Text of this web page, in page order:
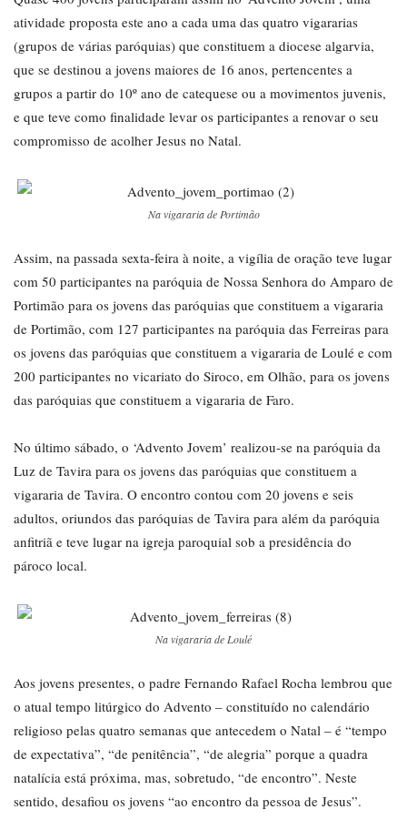
atividade proposta este ano a cada uma das quatro vigararias
(grupos de várias paróquias) que constituem a diocese algarvia,
que se destinou a jovens maiores de 16 anos, pertencentes a
grupos a partir do 10º ano de catequese ou a movimentos juvenis,
e que teve como finalidade levar os participantes a renovar o seu
compromisso de acolher Jesus no Natal.
Na vigararia de Portimão
Assim, na passada sexta-feira à noite, a vigília de oração teve lugar
com 50 participantes na paróquia de Nossa Senhora do Amparo de
Portimão para os jovens das paróquias que constituem a vigararia
de Portimão, com 127 participantes na paróquia das Ferreiras para
os jovens das paróquias que constituem a vigararia de Loulé e com
200 participantes no vicariato do Siroco, em Olhão, para os jovens
das paróquias que constituem a vigararia de Faro.
No último sábado, o ‘Advento Jovem’ realizou-se na paróquia da
Luz de Tavira para os jovens das paróquias que constituem a
vigararia de Tavira. O encontro contou com 20 jovens e seis
adultos, oriundos das paróquias de Tavira para além da paróquia
anfitriã e teve lugar na igreja paroquial sob a presidência do
pároco local.
Na vigararia de Loulé
Aos jovens presentes, o padre Fernando Rafael Rocha lembrou que
o atual tempo litúrgico do Advento – constituído no calendário
religioso pelas quatro semanas que antecedem o Natal – é “tempo
de expectativa”, “de penitência”, “de alegria” porque a quadra
natalícia está próxima, mas, sobretudo, “de encontro”. Neste
sentido, desafiou os jovens “ao encontro da pessoa de Jesus”.